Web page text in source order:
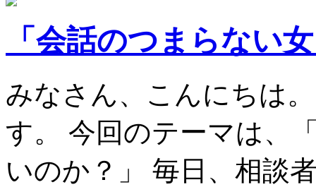
「会話のつまらない
みなさん、こんにちは
す。 今回のテーマは、
いのか？」 毎日、相談